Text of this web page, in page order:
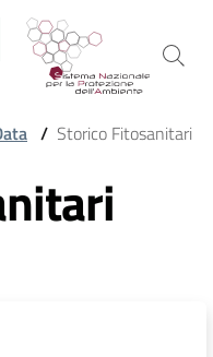
/ Storico Fitosanitari